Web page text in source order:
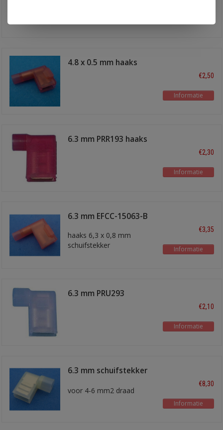
4.8 x 0.5 mm haaks
€2,50
Informatie
6.3 mm PRR193 haaks
€2,30
Informatie
6.3 mm EFCC-15063-B
haaks 6,3 x 0,8 mm
schuifstekker
€3,35
Informatie
6.3 mm PRU293
€2,10
Informatie
6.3 mm schuifstekker
voor 4-6 mm2 draad
€8,30
Informatie